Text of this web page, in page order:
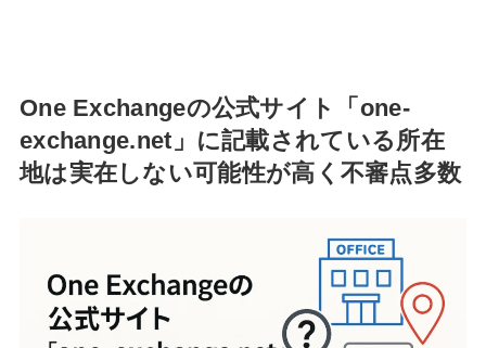
One Exchangeの公式サイト「one-
exchange.net」に記載されている所在
地は実在しない可能性が高く不審点多数